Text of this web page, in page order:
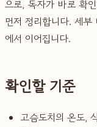
으로, 독자가 바로 확
먼저 정리합니다. 세
에서 이어집니다.
확인할 기준
고슴도치의 온도,